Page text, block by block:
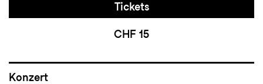
Tickets
CHF 15
Konzert